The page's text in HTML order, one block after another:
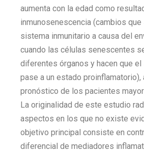
aumenta con la edad como
inmunosenescencia (cambios
sistema inmunitario a causa del
cuando las células senescentes
diferentes órganos y hacen que el
pase a un estado proinflamatorio),
pronóstico de los pacientes
La originalidad de este estudio
aspectos en los que no existe
objetivo principal consiste en
diferencial de mediadores